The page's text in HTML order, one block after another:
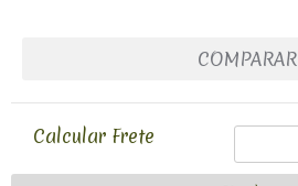
COMPARAR
Calcular Frete